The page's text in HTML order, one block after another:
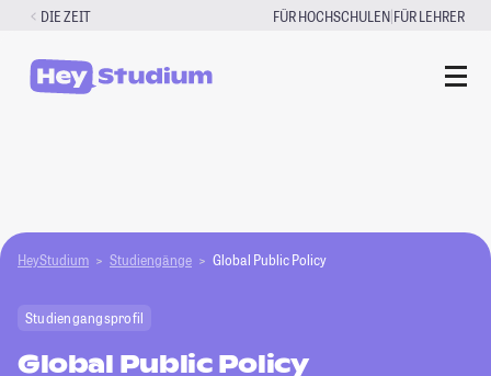
Zum
springen
DIE ZEIT FÜR HOCHSCHULEN|FÜR LEHRER
HeyStudium Studiengänge Global Public Policy
Studiengangsprofil
Global Public Policy